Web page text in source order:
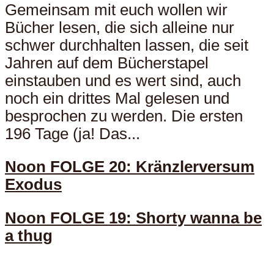
Gemeinsam mit euch wollen wir
Bücher lesen, die sich alleine nur
schwer durchhalten lassen, die seit
Jahren auf dem Bücherstapel
einstauben und es wert sind, auch
noch ein drittes Mal gelesen und
besprochen zu werden. Die ersten
196 Tage (ja! Das...
Noon FOLGE 20: Kränzlerversum
Exodus
Noon FOLGE 19: Shorty wanna be
a thug